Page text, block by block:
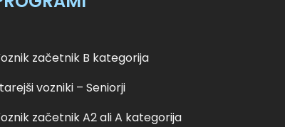
začetnik B kategorija
vozniki – Seniorji
začetnik A2 ali A kategorija